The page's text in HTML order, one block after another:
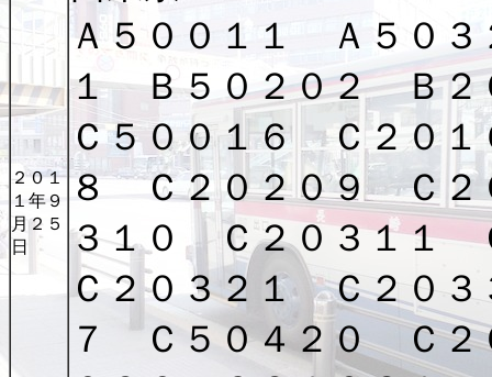
２０１
１年９
月２５
日
Ａ５００１１ Ａ５０
１ Ｂ５０２０２ Ｂ２
Ｃ５００１６ Ｃ２０
８ Ｃ２０２０９ Ｃ２
３１０ Ｃ２０３１１
Ｃ２０３２１ Ｃ２０
７ Ｃ５０４２０ Ｃ